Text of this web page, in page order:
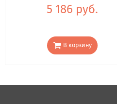
5 186 руб.
В корзину